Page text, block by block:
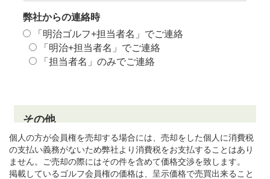
個人の方が会員権を売却する場合には、売却をした個人に消費税
の支払い義務がないため弊社より消費税をお支払することはあり
ません。ご売却の際にはその件を含めて価格交渉を致します。
掲載しているゴルフ会員権の価格は、呈示価格で売買出来ること